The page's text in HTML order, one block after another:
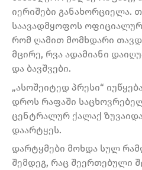
იერიშები განახორციელა.
საავადმყოფოს
რომ ღამით მომხდარი
მცირე, რვა ადამიანი
და ბავშვები.
„ასოშეიტედ პრესი“
დროს რაფაში
ცენტრალურ ქალაქ
დაარტყეს.
დარტყმები მოხდა სულ
შემდეგ, რაც შეერთებული